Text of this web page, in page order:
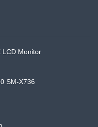
LCD Monitor
SM-X736